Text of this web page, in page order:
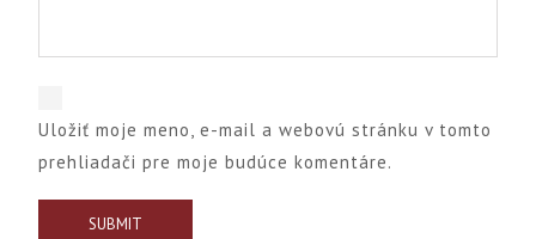
Uložiť moje meno, e-mail a webovú stránku v tomto
prehliadači pre moje budúce komentáre.